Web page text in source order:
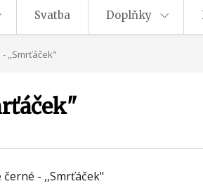
Svatba Doplňky
,,Smrťáček"